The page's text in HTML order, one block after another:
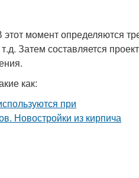
момент определяются
Затем составляется
как: